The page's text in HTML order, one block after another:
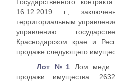
Государственного
16.12.2019 г.,
территориальным
управлению
Краснодарском крае и
продаже следующего
Лот №1Лом меди –
продажи имущества: